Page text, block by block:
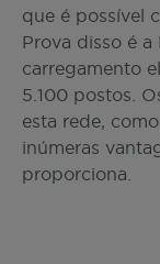
que é possível
Prova disso é a
carregamento
5.100 postos.
esta rede,
inúmeras
proporciona.